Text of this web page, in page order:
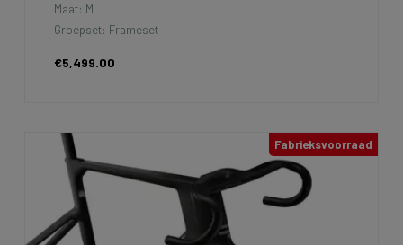
Maat: M
Groepset: Frameset
€5,499.00
Fabrieksvoorraad